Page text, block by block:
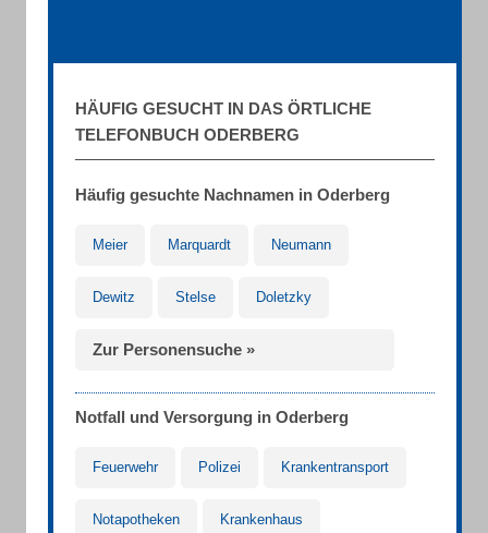
HÄUFIG GESUCHT IN DAS ÖRTLICHE
TELEFONBUCH ODERBERG
Häufig gesuchte Nachnamen in Oderberg
Meier Marquardt Neumann
Dewitz Stelse Doletzky
Zur Personensuche »
Notfall und Versorgung in Oderberg
Feuerwehr Polizei Krankentransport
Notapotheken Krankenhaus